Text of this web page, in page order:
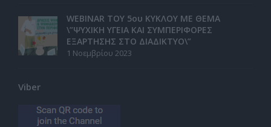
WEBINAR ΤΟΥ 5ου ΚΥΚΛΟΥ ΜΕ ΘΕΜΑ
\”ΨΥΧΙΚΗ ΥΓΕΙΑ ΚΑΙ ΣΥΜΠΕΡΙΦΟΡΕΣ
ΕΞΑΡΤΗΣΗΣ ΣΤΟ ΔΙΑΔΙΚΤΥΟ\”
1 Νοεμβρίου 2023
Viber